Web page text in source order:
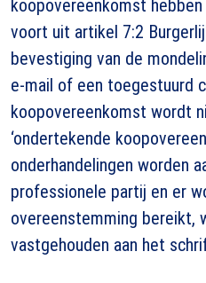
koopovereenkomst
voort uit artikel 7:2
bevestiging van de
e-mail of een toegestuurd
koopovereenkomst wordt
‘ondertekende
onderhandelingen worden
professionele partij en er
overeenstemming bereikt,
vastgehouden aan het